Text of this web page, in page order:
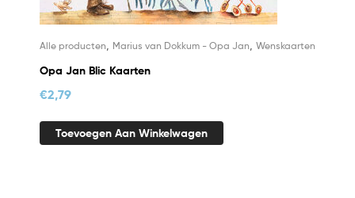
Alle producten Marius van Dokkum - Opa Jan Wenskaarten
Opa Jan Blic Kaarten
€2,79
Toevoegen Aan Winkelwagen